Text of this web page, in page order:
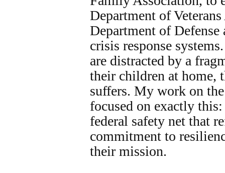
Department of
Department of
crisis response
are distracted by a
their children at home,
suffers. My work on
focused on exactly
federal safety net that
commitment to
their mission.